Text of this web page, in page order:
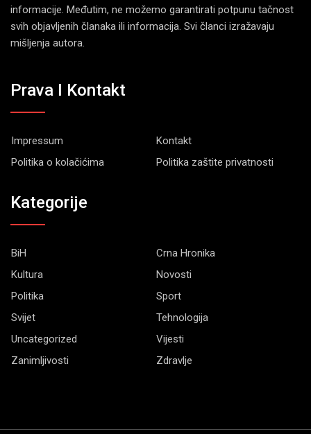
informacije. Međutim, ne možemo garantirati potpunu tačnost
svih objavljenih članaka ili informacija. Svi članci izražavaju
mišljenja autora.
Prava I Kontakt
Impressum
Kontakt
Politika o kolačićima
Politika zaštite privatnosti
Kategorije
BiH
Crna Hronika
Kultura
Novosti
Politika
Sport
Svijet
Tehnologija
Uncategorized
Vijesti
Zanimljivosti
Zdravlje